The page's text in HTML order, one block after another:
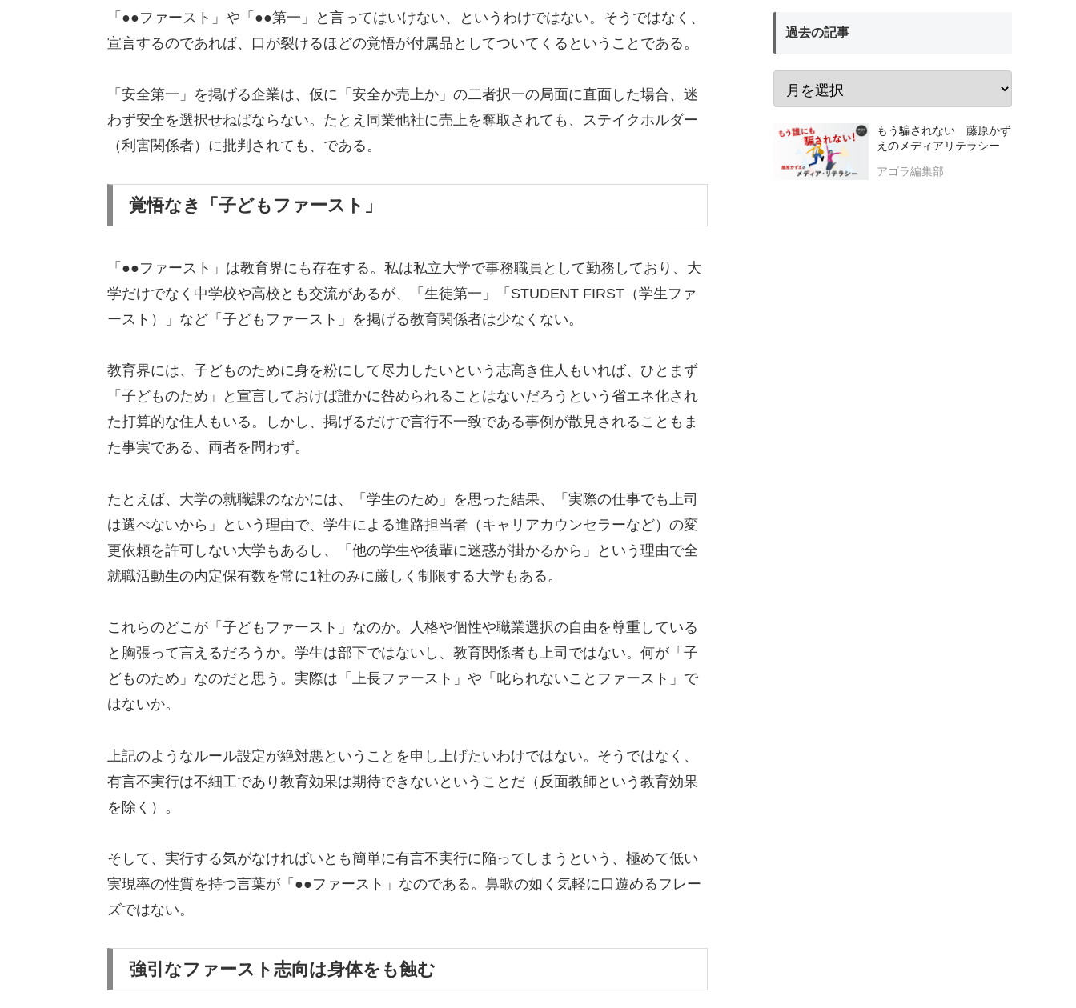
「●●ファースト」や「●●第一」と言ってはいけない、というわけではない。そうではなく、
宣言するのであれば、口が裂けるほどの覚悟が付属品としてついてくるということである。
「安全第一」を掲げる企業は、仮に「安全か売上か」の二者択一の局面に直面した場合、迷
わず安全を選択せねばならない。たとえ同業他社に売上を奪取されても、ステイクホルダー
（利害関係者）に批判されても、である。
覚悟なき「子どもファースト」
「●●ファースト」は教育界にも存在する。私は私立大学で事務職員として勤務しており、大
学だけでなく中学校や高校とも交流があるが、「生徒第一」「STUDENT FIRST（学生ファ
ースト）」など「子どもファースト」を掲げる教育関係者は少なくない。
教育界には、子どものために身を粉にして尽力したいという志高き住人もいれば、ひとまず
「子どものため」と宣言しておけば誰かに咎められることはないだろうという省エネ化され
た打算的な住人もいる。しかし、掲げるだけで言行不一致である事例が散見されることもま
た事実である、両者を問わず。
たとえば、大学の就職課のなかには、「学生のため」を思った結果、「実際の仕事でも上司
は選べないから」という理由で、学生による進路担当者（キャリアカウンセラーなど）の変
更依頼を許可しない大学もあるし、「他の学生や後輩に迷惑が掛かるから」という理由で全
就職活動生の内定保有数を常に1社のみに厳しく制限する大学もある。
これらのどこが「子どもファースト」なのか。人格や個性や職業選択の自由を尊重している
と胸張って言えるだろうか。学生は部下ではないし、教育関係者も上司ではない。何が「子
どものため」なのだと思う。実際は「上長ファースト」や「叱られないことファースト」で
はないか。
上記のようなルール設定が絶対悪ということを申し上げたいわけではない。そうではなく、
有言不実行は不細工であり教育効果は期待できないということだ（反面教師という教育効果
を除く）。
そして、実行する気がなければいとも簡単に有言不実行に陥ってしまうという、極めて低い
実現率の性質を持つ言葉が「●●ファースト」なのである。鼻歌の如く気軽に口遊めるフレー
ズではない。
強引なファースト志向は身体をも蝕む
過去の記事
もう騙されない 藤原かず
えのメディアリテラシー
アゴラ編集部